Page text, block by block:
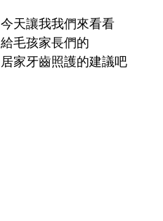
今天讓我我們來看看
給毛孩家長們的
居家牙齒照護的建議吧